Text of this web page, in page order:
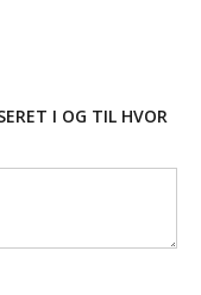
I OG TIL HVOR